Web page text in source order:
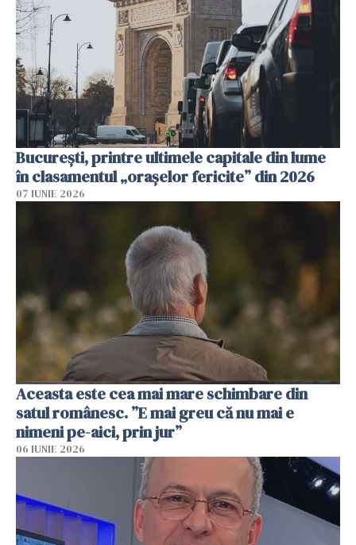
București, printre ultimele capitale din lume
în clasamentul „orașelor fericite” din 2026
07 IUNIE 2026
Aceasta este cea mai mare schimbare din
satul românesc. ”E mai greu că nu mai e
nimeni pe-aici, prin jur”
06 IUNIE 2026